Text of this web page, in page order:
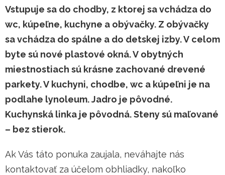
Vstupuje sa do chodby, z ktorej sa vchádza do
wc, kúpeľne, kuchyne a obývačky. Z obývačky
sa vchádza do spálne a do detskej izby. V celom
byte sú nové plastové okná. V obytných
miestnostiach sú krásne zachované drevené
parkety. V kuchyni, chodbe, wc a kúpeľni je na
podlahe lynoleum. Jadro je pôvodné.
Kuchynská linka je pôvodná. Steny sú maľované
– bez stierok.
Ak Vás táto ponuka zaujala, neváhajte nás
kontaktovať za účelom obhliadky, nakoľko